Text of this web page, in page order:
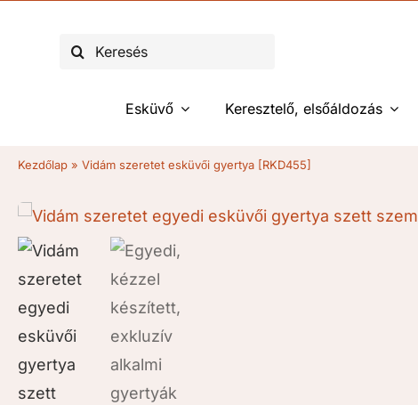
Keresés...
Esküvő Keresztelő, elsőáldozás
Kezdőlap » Vidám szeretet esküvői gyertya [RKD455]